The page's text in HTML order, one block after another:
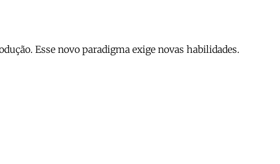
Esse novo paradigma exige novas habilidades.